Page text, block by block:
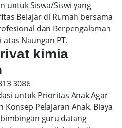
untuk Siswa/Siswi yang
Belajar di Rumah bersama
dan Berpengalaman
Naungan PT.
kimia
3086
untuk Prioritas Anak Agar
Konsep Pelajaran Anak. Biaya
guru datang